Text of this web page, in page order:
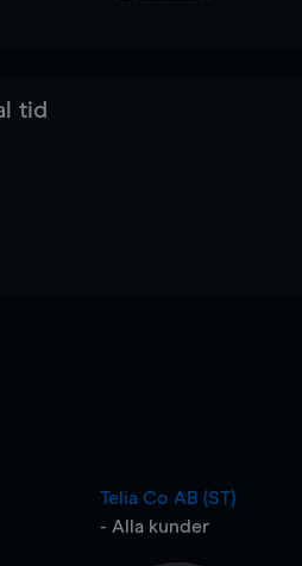
tid
Telia Co AB (ST)
- Alla kunder